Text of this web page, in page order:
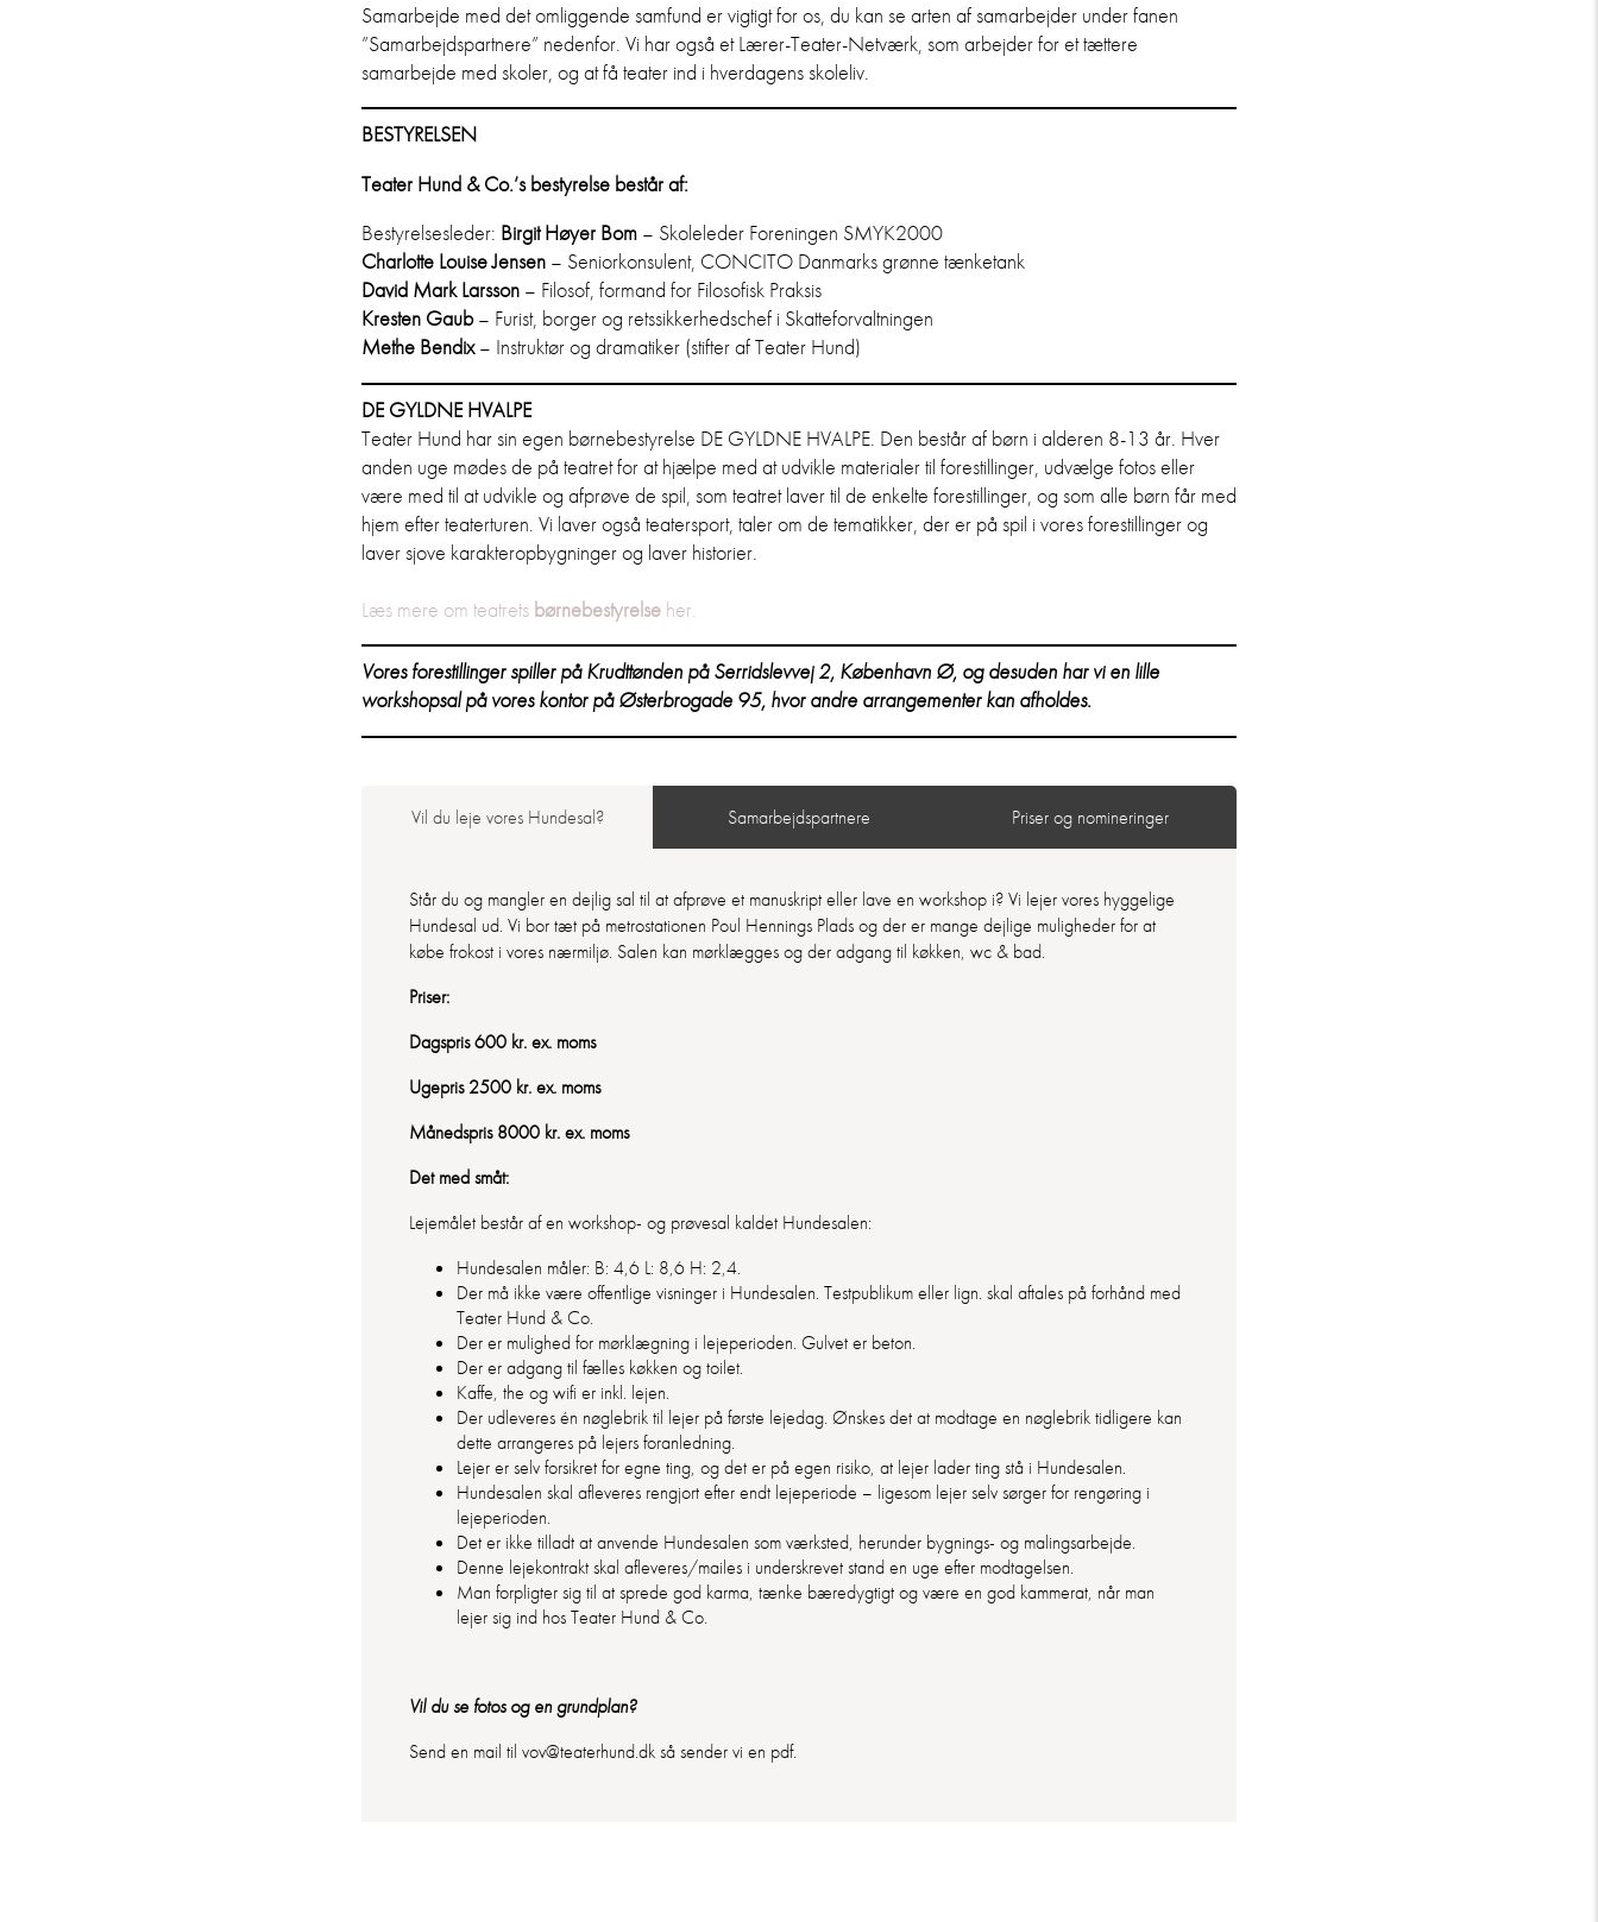
Samarbejde med det omliggende samfund er vigtigt for os, du kan se arten af samarbejder under fanen
”Samarbejdspartnere” nedenfor. Vi har også et Lærer-Teater-Netværk, som arbejder for et tættere
samarbejde med skoler, og at få teater ind i hverdagens skoleliv.
BESTYRELSEN
Teater Hund & Co.’s bestyrelse består af:
Bestyrelsesleder: Birgit Høyer Bom – Skoleleder Foreningen SMYK2000
Charlotte Louise Jensen – Seniorkonsulent, CONCITO Danmarks grønne tænketank
David Mark Larsson – Filosof, formand for Filosofisk Praksis
Kresten Gaub– Furist, borger og retssikkerhedschef i Skatteforvaltningen
Methe Bendix– Instruktør og dramatiker (stifter af Teater Hund)
DE GYLDNE HVALPE
Teater Hund har sin egen børnebestyrelse DE GYLDNE HVALPE. Den består af børn i alderen 8-13 år. Hver
anden uge mødes de på teatret for at hjælpe med at udvikle materialer til forestillinger, udvælge fotos eller
være med til at udvikle og afprøve de spil, som teatret laver til de enkelte forestillinger, og som alle børn får med
hjem efter teaterturen. Vi laver også teatersport, taler om de tematikker, der er på spil i vores forestillinger og
laver sjove karakteropbygninger og laver historier.
Læs mere om teatrets børnebestyrelse her.
Vores forestillinger spiller på Krudttønden på Serridslevvej 2, København Ø, og desuden har vi en lille
workshopsal på vores kontor på Østerbrogade 95, hvor andre arrangementer kan afholdes.
Vil du leje vores Hundesal? Samarbejdspartnere Priser og nomineringer
Står du og mangler en dejlig sal til at afprøve et manuskript eller lave en workshop i? Vi lejer vores hyggelige
Hundesal ud. Vi bor tæt på metrostationen Poul Hennings Plads og der er mange dejlige muligheder for at
købe frokost i vores nærmiljø. Salen kan mørklægges og der adgang til køkken, wc & bad.
Priser:
Dagspris 600 kr. ex. moms
Ugepris 2500 kr. ex. moms
Månedspris 8000 kr. ex. moms
Det med småt:
Lejemålet består af en workshop- og prøvesal kaldet Hundesalen:
Hundesalen måler: B: 4,6 L: 8,6 H: 2,4.
Der må ikke være offentlige visninger i Hundesalen. Testpublikum eller lign. skal aftales på forhånd med
Teater Hund & Co.
Der er mulighed for mørklægning i lejeperioden. Gulvet er beton.
Der er adgang til fælles køkken og toilet.
Kaffe, the og wifi er inkl. lejen.
Der udleveres én nøglebrik til lejer på første lejedag. Ønskes det at modtage en nøglebrik tidligere kan
dette arrangeres på lejers foranledning.
Lejer er selv forsikret for egne ting, og det er på egen risiko, at lejer lader ting stå i Hundesalen.
Hundesalen skal afleveres rengjort efter endt lejeperiode – ligesom lejer selv sørger for rengøring i
lejeperioden.
Det er ikke tilladt at anvende Hundesalen som værksted, herunder bygnings- og malingsarbejde.
Denne lejekontrakt skal afleveres/mailes i underskrevet stand en uge efter modtagelsen.
Man forpligter sig til at sprede god karma, tænke bæredygtigt og være en god kammerat, når man
lejer sig ind hos Teater Hund & Co.
Vil du se fotos og en grundplan?
Send en mail til vov@teaterhund.dk så sender vi en pdf.